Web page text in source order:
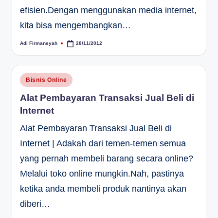
efisien.Dengan menggunakan media internet,
kita bisa mengembangkan…
Posted
Adi Firmansyah 28/11/2012
Posted
in
Bisnis Online
Alat Pembayaran Transaksi Jual Beli di
Internet
Alat Pembayaran Transaksi Jual Beli di
Internet | Adakah dari temen-temen semua
yang pernah membeli barang secara online?
Melalui toko online mungkin.Nah, pastinya
ketika anda membeli produk nantinya akan
diberi…